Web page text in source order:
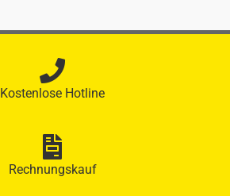
Kostenlose Hotline
Rechnungskauf